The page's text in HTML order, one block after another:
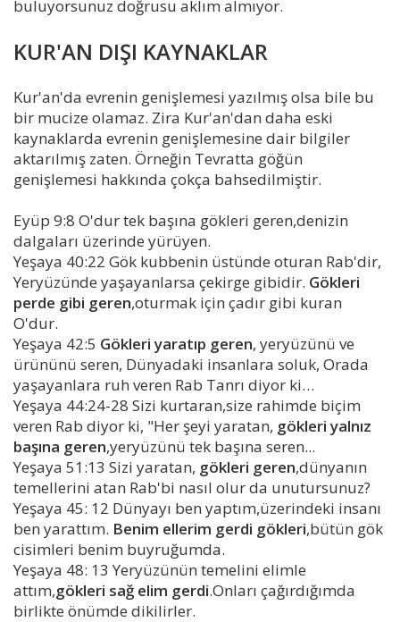
buluyorsunuz doğrusu aklım almıyor.
KUR'AN DIŞI KAYNAKLAR
Kur'an'da evrenin genişlemesi yazılmış olsa bile bu
bir mucize olamaz. Zira Kur'an'dan daha eski
kaynaklarda evrenin genişlemesine dair bilgiler
aktarılmış zaten. Örneğin Tevratta göğün
genişlemesi hakkında çokça bahsedilmiştir.
Eyüp 9:8 O'dur tek başına gökleri geren,denizin
dalgaları üzerinde yürüyen.
Yeşaya 40:22 Gök kubbenin üstünde oturan Rab'dir,
Yeryüzünde yaşayanlarsa çekirge gibidir. Gökleri
perde gibi geren,oturmak için çadır gibi kuran
O'dur.
Yeşaya 42:5 Gökleri yaratıp geren, yeryüzünü ve
ürününü seren, Dünyadaki insanlara soluk, Orada
yaşayanlara ruh veren Rab Tanrı diyor ki…
Yeşaya 44:24-28 Sizi kurtaran,size rahimde biçim
veren Rab diyor ki, "Her şeyi yaratan, gökleri yalnız
başına geren,yeryüzünü tek başına seren...
Yeşaya 51:13 Sizi yaratan, gökleri geren,dünyanın
temellerini atan Rab'bi nasıl olur da unutursunuz?
Yeşaya 45: 12 Dünyayı ben yaptım,üzerindeki insanı
ben yarattım. Benim ellerim gerdi gökleri,bütün gök
cisimleri benim buyruğumda.
Yeşaya 48: 13 Yeryüzünün temelini elimle
attım,gökleri sağ elim gerdi.Onları çağırdığımda
birlikte önümde dikilirler.